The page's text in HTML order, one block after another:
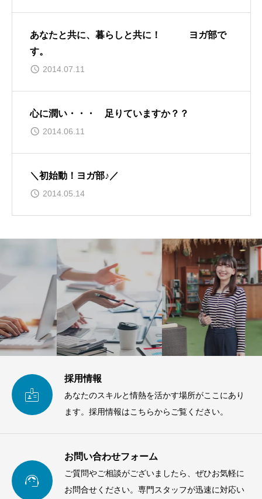
あなたと共に、暮らしと共に！ ヨガ部で
す。
2014.07.11
心に潤い・・・ 足りていますか？？
2014.06.11
＼初始動！ヨガ部♪／
2014.05.14

採用情報
あなたのスキルと情熱を活かす場所がここにあり
ます。採用情報はこちらからご覧ください。

お問い合わせフォーム
ご質問やご相談がございましたら、ぜひお気軽に
お問合せください。専門スタッフが迅速に対応い